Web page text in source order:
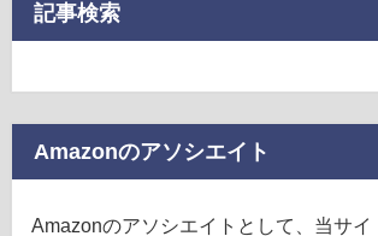
記事検索
Amazonのアソシエイト
Amazonのアソシエイトとして、当サイ